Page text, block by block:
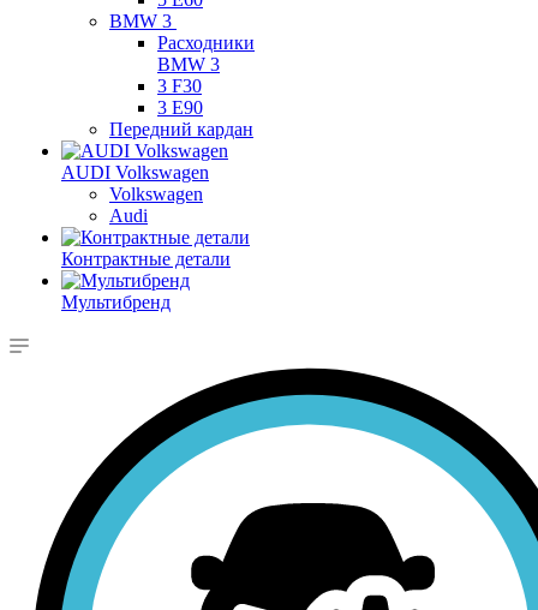
BMW 3
Расходники
BMW 3
3 F30
3 E90
Передний кардан
AUDI Volkswagen
Volkswagen
Audi
Контрактные детали
Мультибренд